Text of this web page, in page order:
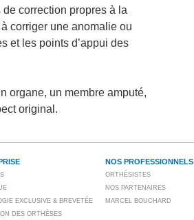
de correction propres à la
corriger une anomalie ou
et les points d’appui des
organe, un membre amputé,
original.
EXCLUSIVE & BREVETÉE
DES ORTHÈSES
NOS PROFESSIONNELS
ORTHÉSISTES
NOS PARTENAIRES
MARCEL BOUCHARD